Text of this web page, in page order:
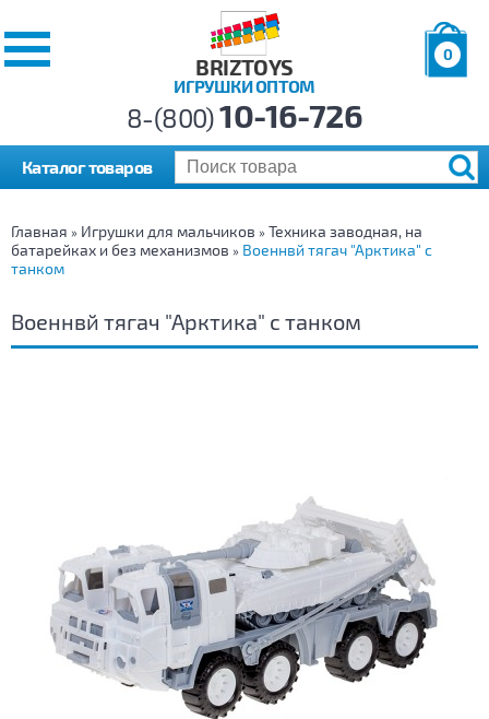
BRIZTOYS
ИГРУШКИ ОПТОМ
0
р.
8-(800)10-16-726
Каталог товаров
Главная » Игрушки для мальчиков » Техника заводная, на
батарейках и без механизмов » Военнвй тягач "Арктика" с
танком
Военнвй тягач "Арктика" с танком